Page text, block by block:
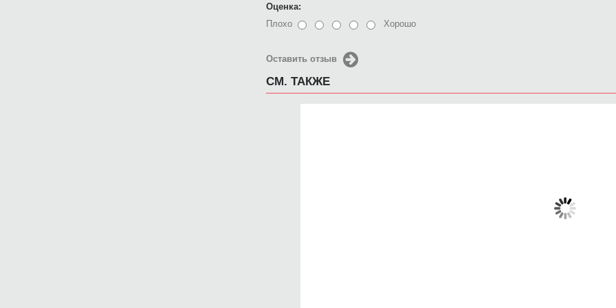
Оценка:
Плохо
Хорошо
Оставить отзыв
СМ. ТАКЖЕ